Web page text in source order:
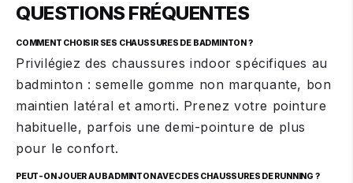
QUESTIONS FRÉQUENTES
COMMENT CHOISIR SES CHAUSSURES DE BADMINTON ?
Privilégiez des chaussures indoor spécifiques au
badminton : semelle gomme non marquante, bon
maintien latéral et amorti. Prenez votre pointure
habituelle, parfois une demi-pointure de plus
pour le confort.
PEUT-ON JOUER AU BADMINTON AVEC DES CHAUSSURES DE RUNNING ?